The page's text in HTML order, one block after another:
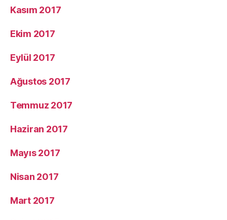
Kasım 2017
Ekim 2017
Eylül 2017
Ağustos 2017
Temmuz 2017
Haziran 2017
Mayıs 2017
Nisan 2017
Mart 2017